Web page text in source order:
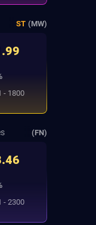
ST (MW)
- 1800
(FN)
- 2300